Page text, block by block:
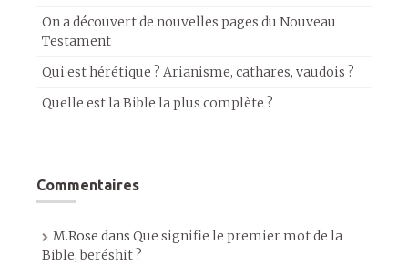
On a découvert de nouvelles pages du Nouveau
Testament
Qui est hérétique ? Arianisme, cathares, vaudois ?
Quelle est la Bible la plus complète ?
Commentaires
M.Rose dans Que signifie le premier mot de la
Bible, beréshit ?